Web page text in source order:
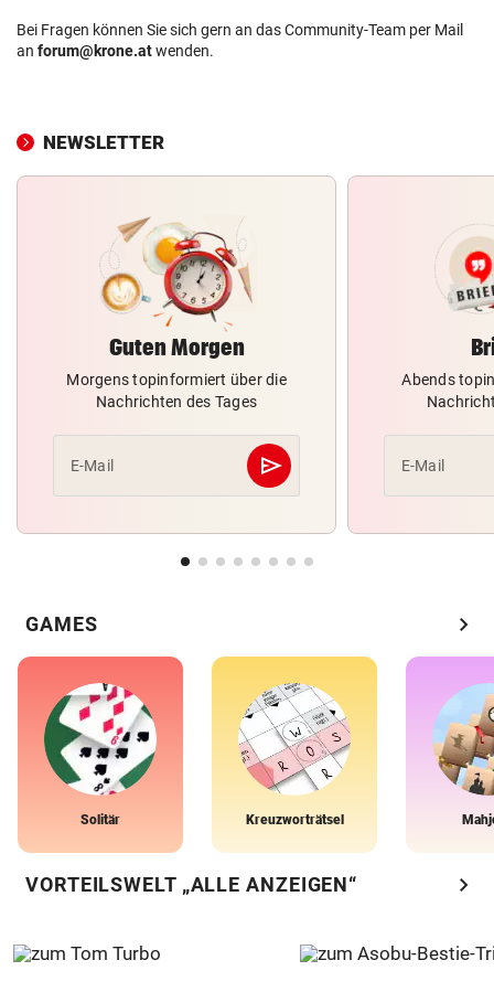
Bei Fragen können Sie sich gern an das Community-Team per Mail
an forum@krone.atwenden.
NEWSLETTER
Guten Morgen
Morgens topinformiert über die
Nachrichten des Tages
E-Mail send
Abschicken
Abends
E-Mail
GAMES chevron_right
Solitär Kreuzworträtsel
VORTEILSWELT „ALLE ANZEIGEN“ chevron_right